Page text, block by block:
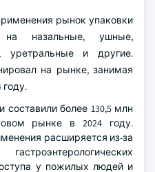
рынок упаковки
на назальные, ушные,
уретральные и другие.
на рынке, занимая
году.
составили более 130,5 млн
рынке в 2024 году.
расширяется из-за
у пожилых людей и